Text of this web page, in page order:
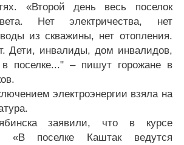
«Второй день весь поселок
Нет электричества, нет
воды из скважины, нет отопления.
Дети, инвалиды, дом инвалидов,
в поселке..." – пишут горожане в
электроэнергии взяла на
заявили, что в курсе
«В поселке Каштак ведутся